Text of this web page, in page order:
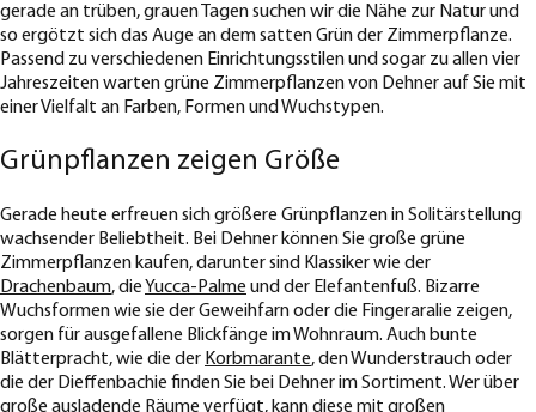
gerade an trüben, grauen Tagen suchen wir die Nähe zur Natur und
so ergötzt sich das Auge an dem satten Grün der Zimmerpflanze.
Passend zu verschiedenen Einrichtungsstilen und sogar zu allen vier
Jahreszeiten warten grüne Zimmerpflanzen von Dehner auf Sie mit
einer Vielfalt an Farben, Formen und Wuchstypen.
Grünpflanzen zeigen Größe
Gerade heute erfreuen sich größere Grünpflanzen in Solitärstellung
wachsender Beliebtheit. Bei Dehner können Sie große grüne
Zimmerpflanzen kaufen, darunter sind Klassiker wie der
Drachenbaum, die Yucca-Palme und der Elefantenfuß. Bizarre
Wuchsformen wie sie der Geweihfarn oder die Fingeraralie zeigen,
sorgen für ausgefallene Blickfänge im Wohnraum. Auch bunte
Blätterpracht, wie die der Korbmarante, den Wunderstrauch oder
die der Dieffenbachie finden Sie bei Dehner im Sortiment. Wer über
große ausladende Räume verfügt, kann diese mit großen